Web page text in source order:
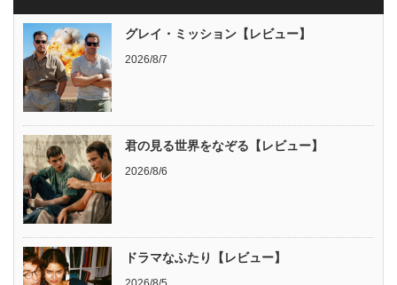
グレイ・ミッション【レビュー】
2026/8/7
君の見る世界をなぞる【レビュー】
2026/8/6
ドラマなふたり【レビュー】